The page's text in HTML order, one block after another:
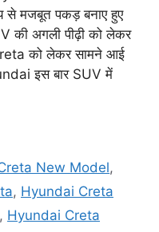
मजबूत पकड़ बनाए हुए
की अगली पीढ़ी को लेकर
को लेकर सामने आई
इस बार SUV में
New Model,
, Hyundai Creta
, Hyundai Creta